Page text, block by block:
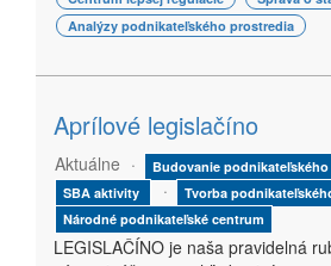
Analýzy podnikateľského prostredia
Aprílové legislačíno
Aktuálne
Budovanie
SBA aktivity
Tvorba
Národné podnikateľské centrum
LEGISLAČÍNO je naša pravidelná